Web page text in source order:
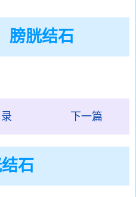
膀胱结石
录 下一篇
石